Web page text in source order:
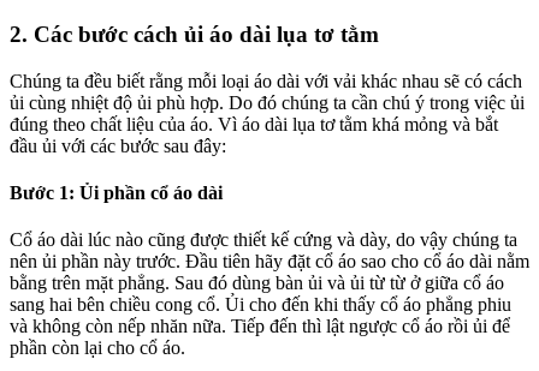
2. Các bước cách ủi áo dài lụa tơ tằm
Chúng ta đều biết rằng mỗi loại áo dài với vải khác nhau sẽ có cách
ủi cùng nhiệt độ ủi phù hợp. Do đó chúng ta cần chú ý trong việc ủi
đúng theo chất liệu của áo. Vì áo dài lụa tơ tằm khá mỏng và bắt
đầu ủi với các bước sau đây:
Bước 1: Ủi phần cổ áo dài
Cổ áo dài lúc nào cũng được thiết kế cứng và dày, do vậy chúng ta
nên ủi phần này trước. Đầu tiên hãy đặt cổ áo sao cho cổ áo dài nằm
bằng trên mặt phẳng. Sau đó dùng bàn ủi và ủi từ từ ở giữa cổ áo
sang hai bên chiều cong cổ. Ủi cho đến khi thấy cổ áo phẳng phiu
và không còn nếp nhăn nữa. Tiếp đến thì lật ngược cổ áo rồi ủi để
phần còn lại cho cổ áo.